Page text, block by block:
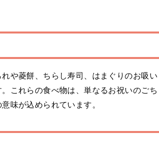
や菱餅、ちらし寿司、はまぐりのお吸い
これらの食べ物は、単なるお祝いのごち
味が込められています。